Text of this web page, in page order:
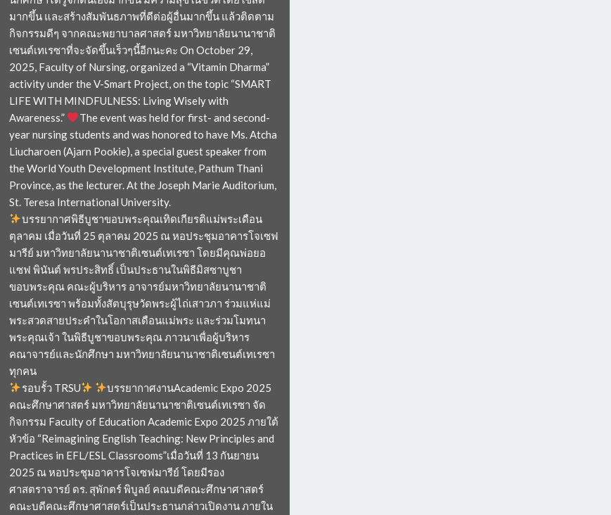
มากขึ้น และสร้างสัมพันธภาพที่ดีต่อผู้อื่นมากขึ้น แล้วติดตาม
กิจกรรมดีๆ จากคณะพยาบาลศาสตร์ มหาวิทยาลัยนานาชาติ
เซนต์เทเรซาที่จะจัดขึ้นเร็วๆนี้อีกนะคะ On October 29,
2025, Faculty of Nursing, organized a “Vitamin Dharma”
activity under the V-Smart Project, on the topic “SMART
LIFE WITH MINDFULNESS: Living Wisely with
Awareness.”
The event was held for first- and second-
year nursing students and was honored to have Ms. Atcha
Liucharoen (Ajarn Pookie), a special guest speaker from
the World Youth Development Institute, Pathum Thani
Province, as the lecturer. At the Joseph Marie Auditorium,
St. Teresa International University.
บรรยากาศพิธีบูชาขอบพระคุณเทิดเกียรติแม่พระเดือน
ตุลาคม เมื่อวันที่ 25 ตุลาคม 2025 ณ หอประชุมอาคารโจเซฟ
มารีย์ มหาวิทยาลัยนานาชาติเซนต์เทเรซา โดยมีคุณพ่อยอ
แซฟ พินันต์ พรประสิทธิ์ เป็นประธานในพิธีมิสซาบูชา
ขอบพระคุณ คณะผู้บริหาร อาจารย์มหาวิทยาลัยนานาชาติ
เซนต์เทเรซา พร้อมทั้งสัตบุรุษวัดพระผู้ไถ่เสาวภา ร่วมแห่แม่
พระสวดสายประคำในโอกาสเดือนแม่พระ และร่วมโมทนา
พระคุณเจ้า ในพิธีบูชาขอบพระคุณ ภาวนาเพื่อผู้บริหาร
คณาจารย์และนักศึกษา มหาวิทยาลัยนานาชาติเซนต์เทเรซา
ทุกคน
รอบรั้ว TRSU
บรรยากาศงานAcademic Expo 2025
คณะศึกษาศาสตร์ มหาวิทยาลัยนานาชาติเซนต์เทเรซา จัด
กิจกรรม Faculty of Education Academic Expo 2025 ภายใต้
หัวข้อ “Reimagining English Teaching: New Principles and
Practices in EFL/ESL Classrooms”เมื่อวันที่ 13 กันยายน
2025 ณ หอประชุมอาคารโจเซฟมารีย์ โดยมีรอง
ศาสตราจารย์ ดร. สุพักตร์ พิบูลย์ คณบดีคณะศึกษาศาสตร์
คณะบดีคณะศึกษาศาสตร์เป็นประธานกล่าวเปิดงาน ภายใน